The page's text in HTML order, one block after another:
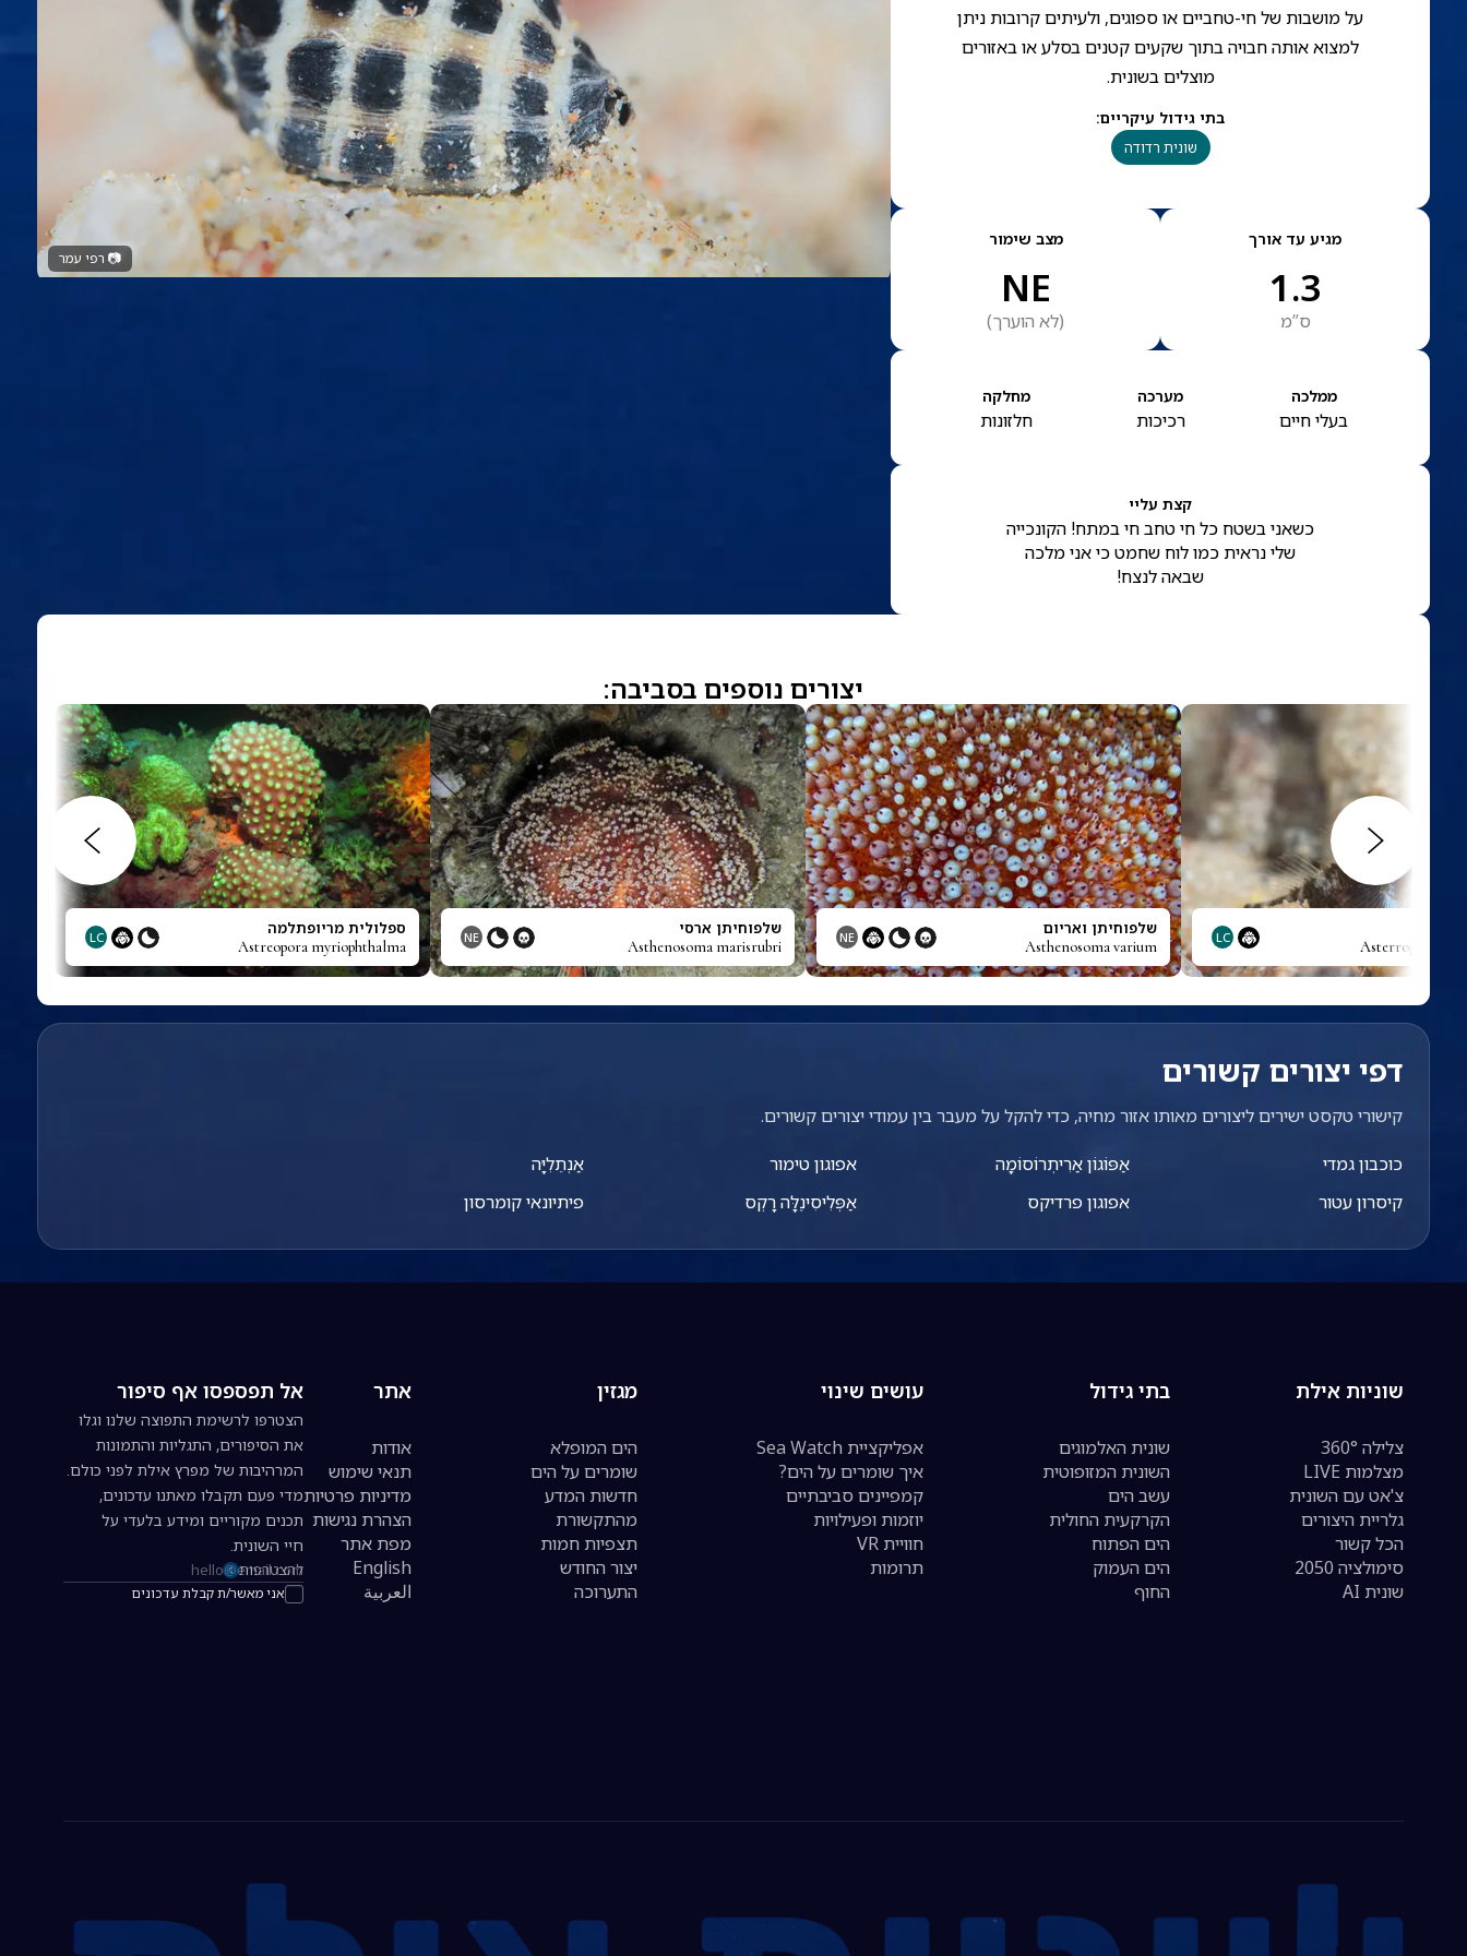
📷 רפי עמר
על מושבות של חי-טחביים או ספוגים, ולעיתים קרובות ניתן
למצוא אותה חבויה בתוך שקעים קטנים בסלע או באזורים
מוצלים בשונית.
בתי גידול עיקריים:
שונית רדודה
מגיע עד אורך
1.3
ס”מ
מצב שימור
NE
(לא הוערך)
ממלכה
בעלי חיים
מערכה
רכיכות
מחלקה
חלזונות
קצת עליי
כשאני בשטח כל חי טחב חי במתח! הקונכייה
שלי נראית כמו לוח שחמט כי אני מלכה
שבאה לנצח!
יצורים נוספים בסביבה:
Asterropteryx
LC שלפוחיתן ואריום
Asthenosoma varium
NE שלפוחיתן ארסי
Asthenosoma marisrubri
NE ספלולית מריופתלמה
Astreopora myriophthalma
LC
דפי יצורים קשורים
קישורי טקסט ישירים ליצורים מאותו אזור מחיה, כדי להקל על מעבר בין עמודי יצורים קשורים.
כוכבון גמדי
קיסרון עטור
אַפּוֹגוֹן אַרִיתְרוֹסוֹמָה
אפוגון פרדיקס
אפוגון טימור
אַפְּלִיסִינֶלָּה רָקְס
אַנְתֵלִיָּה
פיתיונאי קומרסון
שוניות אילת
צלילה 360°
מצלמות LIVE
צ'אט עם השונית
גלריית היצורים
הכל קשור
סימולציה 2050
שונית AI
בתי גידול
שונית האלמוגים
השונית המזופוטית
עשב הים
הקרקעית החולית
הים הפתוח
הים העמוק
החוף
עושים שינוי
אפליקציית Sea Watch
איך שומרים על הים?
קמפיינים סביבתיים
יוזמות ופעילויות
חוויית VR
תרומות
מגזין
הים המופלא
שומרים על הים
חדשות המדע
מהתקשורת
תצפיות חמות
יצור החודש
התערוכה
אתר
אודות
תנאי שימוש
מדיניות פרטיות
הצהרת נגישות
מפת אתר
English
العربية
אל תפספסו אף סיפור
הצטרפו לרשימת התפוצה שלנו וגלו
את הסיפורים, התגליות והתמונות
המרהיבות של מפרץ אילת לפני כולם.
מדי פעם תקבלו מאתנו עדכונים,
תכנים מקוריים ומידע בלעדי על
חיי השונית.
כתובת אימייל להרשמה לניוזלטר
אני מאשר/ת קבלת עדכונים
להצטרפות